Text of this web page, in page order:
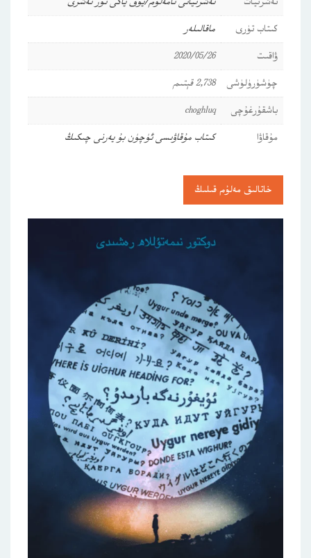
كىتاب تۈرى
ماقالىلەر
ۋاقىت
2020/05/26
چۈشۈرۈلۈشى
2,738 قېتىم
باشقۇرغۇچى
choghluq
مۇقاۋا
كىتاب مۇقاۋىسى ئۈچۈن بۇ يەرنى چىكىڭ
خاتالىق مەلۇم قىلىڭ